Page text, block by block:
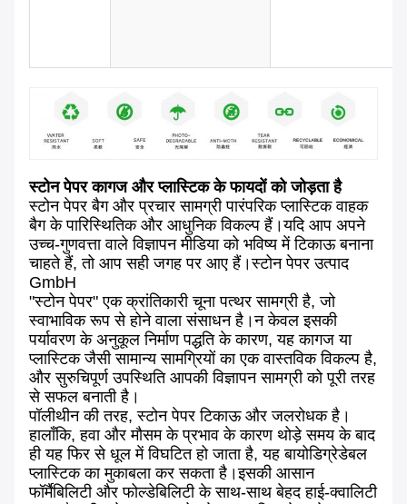
स्टोन पेपर कागज और प्लास्टिक के फायदों को जोड़ता है
स्टोन पेपर बैग और प्रचार सामग्री पारंपरिक प्लास्टिक वाहक
बैग के पारिस्थितिक और आधुनिक विकल्प हैं।यदि आप अपने
उच्च-गुणवत्ता वाले विज्ञापन मीडिया को भविष्य में टिकाऊ बनाना
चाहते हैं, तो आप सही जगह पर आए हैं।स्टोन पेपर उत्पाद
GmbH
"स्टोन पेपर" एक क्रांतिकारी चूना पत्थर सामग्री है, जो
स्वाभाविक रूप से होने वाला संसाधन है।न केवल इसकी
पर्यावरण के अनुकूल निर्माण पद्धति के कारण, यह कागज या
प्लास्टिक जैसी सामान्य सामग्रियों का एक वास्तविक विकल्प है,
और सुरुचिपूर्ण उपस्थिति आपकी विज्ञापन सामग्री को पूरी तरह
से सफल बनाती है।
पॉलीथीन की तरह, स्टोन पेपर टिकाऊ और जलरोधक है।
हालाँकि, हवा और मौसम के प्रभाव के कारण थोड़े समय के बाद
ही यह फिर से धूल में विघटित हो जाता है, यह बायोडिग्रेडेबल
प्लास्टिक का मुकाबला कर सकता है।इसकी आसान
फॉर्मैबिलिटी और फोल्डेबिलिटी के साथ-साथ बेहद हाई-क्वालिटी